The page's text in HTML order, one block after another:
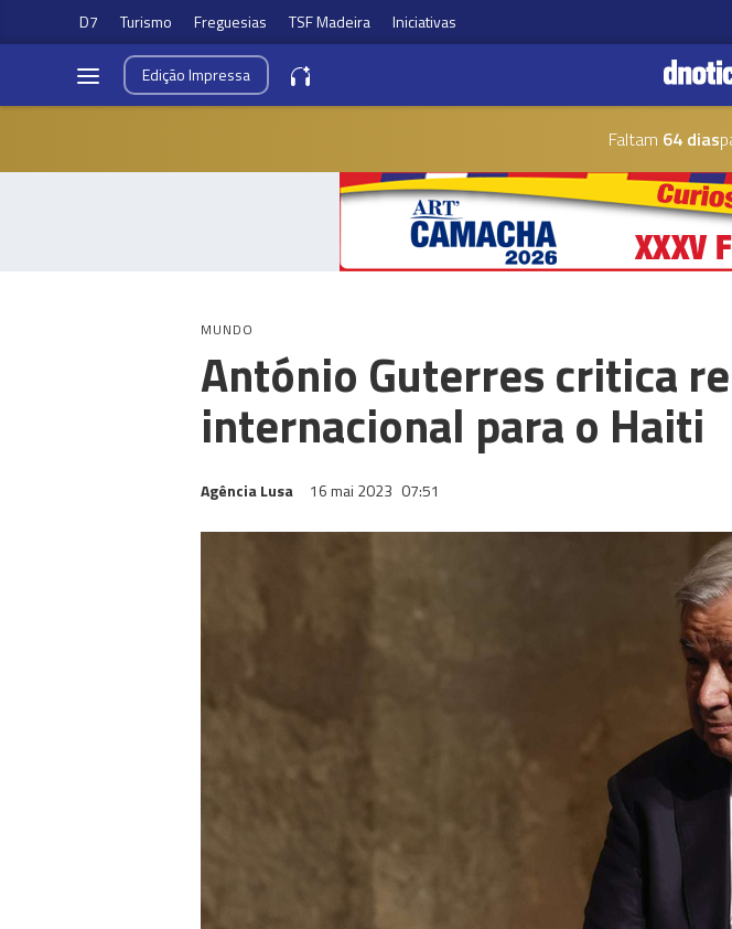
D7 Turismo Freguesias TSF Madeira Iniciativas
EdiçãoImpressa
Faltam 64 dias
MUNDO
António Guterres critica
internacional para o Haiti
Agência Lusa 16 mai 2023 07:51